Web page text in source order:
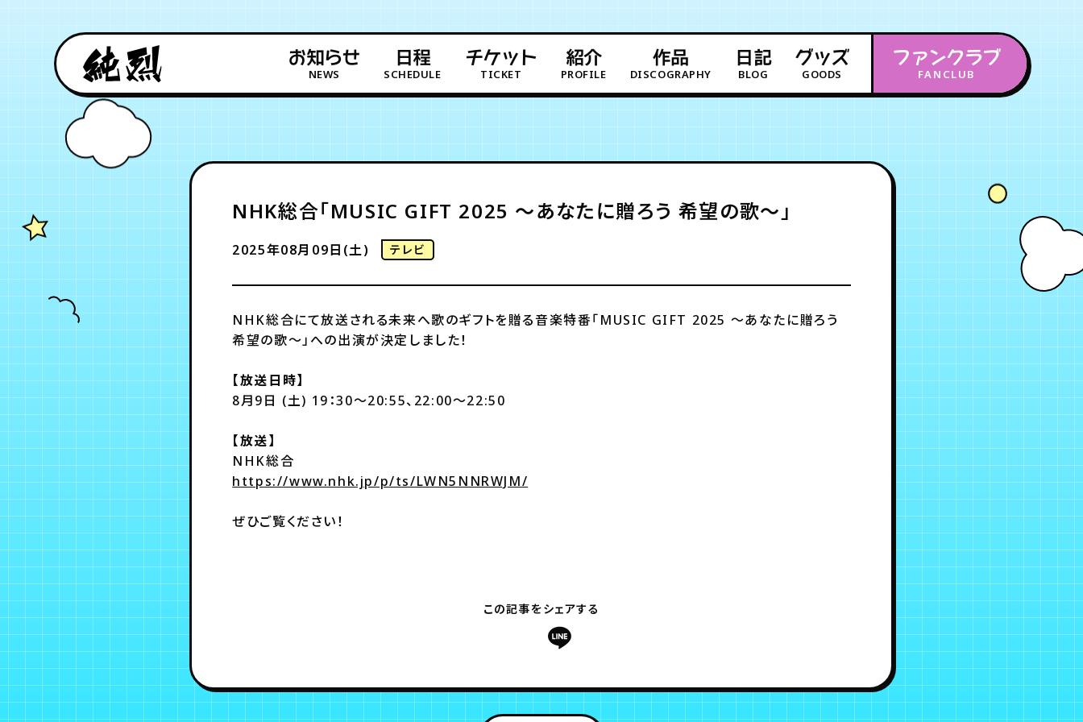
お知らせ
NEWS
日程
SCHEDULE
チケット
TICKET
紹介
PROFILE
作品
DISCOGRAPHY
日記
BLOG
グッズ
GOODS
ファンクラブ
FANCLUB
FC NEWS MOVIE
NHK総合「MUSIC GIFT 2025 ～あなたに贈ろう 希望の歌～」
2025年08月09日(土) テレビ
NHK総合にて放送される未来へ歌のギフトを贈る音楽特番「MUSIC GIFT 2025 ～あなたに贈ろう
希望の歌～」への出演が決定しました！
【放送日時】
8月9日 (土) 19：30～20:55、22:00～22:50
【放送】
NHK総合
https://www.nhk.jp/p/ts/LWN5NNRWJM/
ぜひご覧ください！
この記事をシェアする